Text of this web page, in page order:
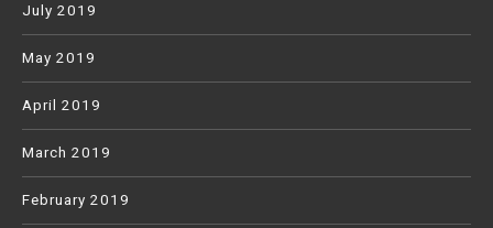
July 2019
May 2019
April 2019
March 2019
February 2019